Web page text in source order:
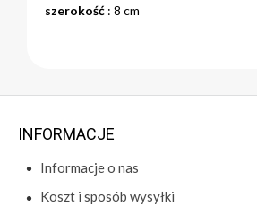
szerokość : 8 cm
INFORMACJE
Informacje o nas
Koszt i sposób wysyłki